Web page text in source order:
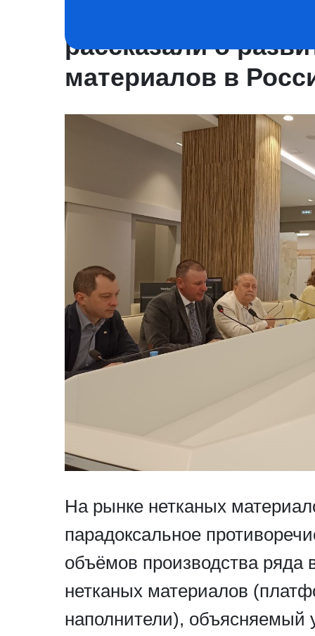
рассказали о
материалов в
На рынке нетканых
парадоксальное
объёмов производства ряда
нетканых материалов
наполнители), объясняемый